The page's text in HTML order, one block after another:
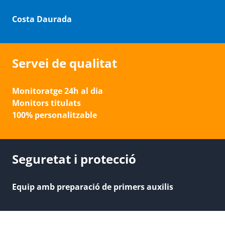
Costa Daurada
Servei de qualitat
Monitoratge 24h al dia
Monitors titulats
100% personalitzable
Seguretat i protecció
Equip amb preparació de primers auxilis